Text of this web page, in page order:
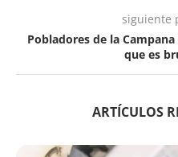
siguiente
Pobladores de la
que es
ARTÍCULOS